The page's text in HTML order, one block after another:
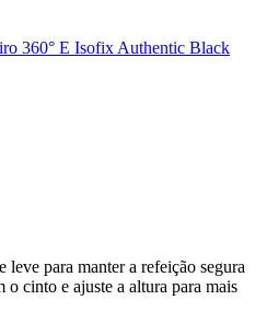
360° E Isofix Authentic Black
para manter a refeição segura
o cinto e ajuste a altura para mais